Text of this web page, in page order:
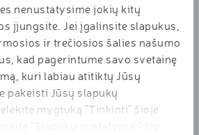
nenustatysime jokių kitų
įjungsite. Jei įgalinsite slapukus,
ir trečiosios šalies našumo
kad pagerintume savo svetainę
kuri labiau atitiktų Jūsų
pakeisti Jūsų slapukų
mygtuką "Tinkinti" šioje
"Slapukų nustatymai" šio
kaip 80 % bet ne daugiau kaip
pieno riebalų ne mažiau kaip 99,6